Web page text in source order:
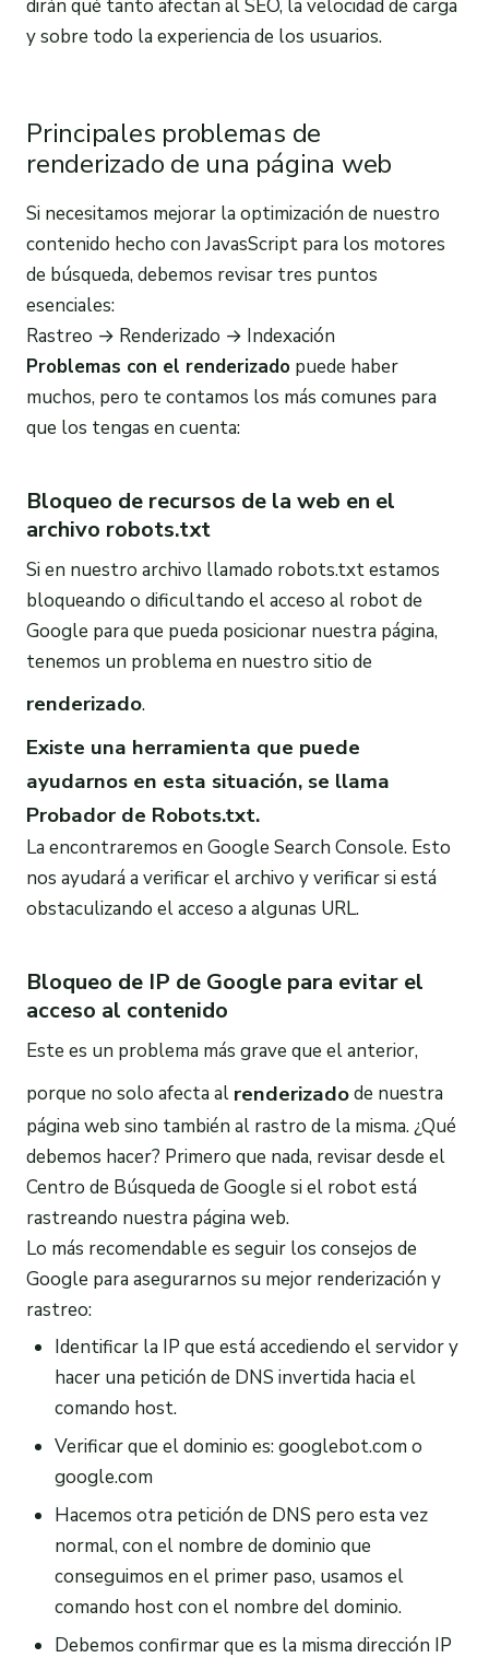
dirán qué tanto afectan al SEO, la velocidad de carga
y sobre todo la experiencia de los usuarios.
Principales problemas de
renderizado de una página web
Si necesitamos mejorar la optimización de nuestro
contenido hecho con JavasScript para los motores
de búsqueda, debemos revisar tres puntos
esenciales:
Rastreo → Renderizado → Indexación
Problemas con el renderizado puede haber
muchos, pero te contamos los más comunes para
que los tengas en cuenta:
Bloqueo de recursos de la web en el
archivo robots.txt
Si en nuestro archivo llamado robots.txt estamos
bloqueando o dificultando el acceso al robot de
Google para que pueda posicionar nuestra página,
tenemos un problema en nuestro sitio de
renderizado.
Existe una herramienta que puede
ayudarnos en esta situación, se llama
Probador de Robots.txt.
La encontraremos en Google Search Console. Esto
nos ayudará a verificar el archivo y verificar si está
obstaculizando el acceso a algunas URL.
Bloqueo de IP de Google para evitar el
acceso al contenido
Este es un problema más grave que el anterior,
porque no solo afecta al renderizadode nuestra
página web sino también al rastro de la misma. ¿Qué
debemos hacer? Primero que nada, revisar desde el
Centro de Búsqueda de Google si el robot está
rastreando nuestra página web.
Lo más recomendable es seguir los consejos de
Google para asegurarnos su mejor renderización y
rastreo:
Identificar la IP que está accediendo el servidor y
hacer una petición de DNS invertida hacia el
comando host.
Verificar que el dominio es: googlebot.com o
google.com
Hacemos otra petición de DNS pero esta vez
normal, con el nombre de dominio que
conseguimos en el primer paso, usamos el
comando host con el nombre del dominio.
Debemos confirmar que es la misma dirección IP